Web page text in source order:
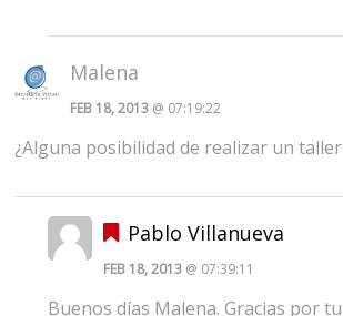
Malena
FEB 18, 2013 @ 07:19:22
¿Alguna posibilidad de realizar un taller
Pablo Villanueva
FEB 18, 2013 @ 07:39:11
Buenos días Malena. Gracias por